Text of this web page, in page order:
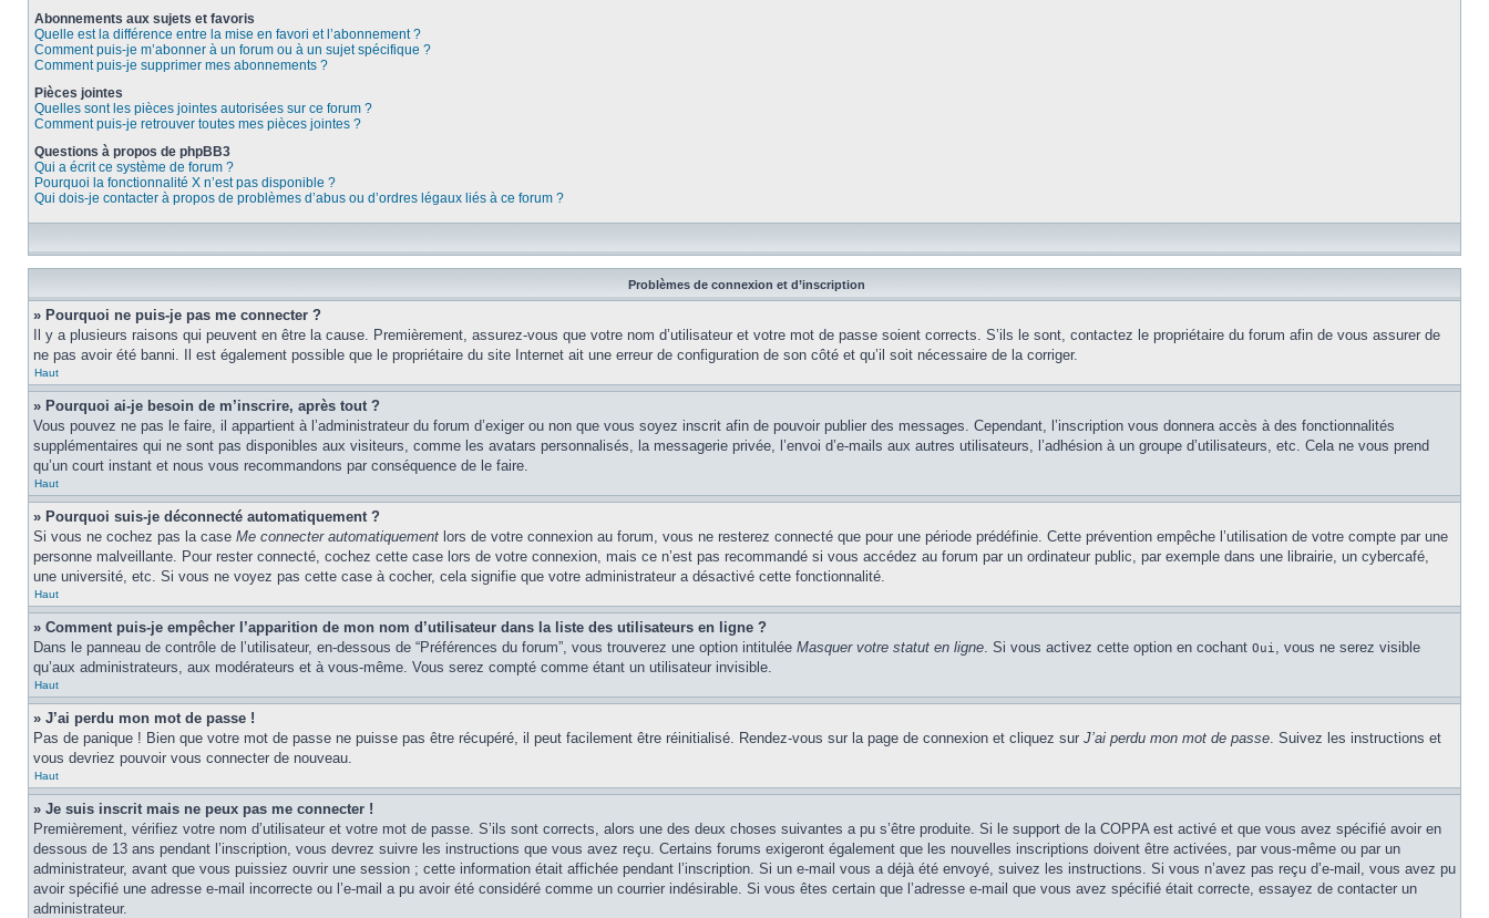
Abonnements aux sujets et favoris
Quelle est la différence entre la mise en favori et l’abonnement ?
Comment puis-je m’abonner à un forum ou à un sujet spécifique ?
Comment puis-je supprimer mes abonnements ?
Pièces jointes
Quelles sont les pièces jointes autorisées sur ce forum ?
Comment puis-je retrouver toutes mes pièces jointes ?
Questions à propos de phpBB3
Qui a écrit ce système de forum ?
Pourquoi la fonctionnalité X n’est pas disponible ?
Qui dois-je contacter à propos de problèmes d’abus ou d’ordres légaux liés à ce forum ?
Problèmes de connexion et d’inscription
» Pourquoi ne puis-je pas me connecter ?
Il y a plusieurs raisons qui peuvent en être la cause. Premièrement, assurez-vous que votre nom d’utilisateur et votre mot de passe soient corrects. S’ils le sont, contactez le propriétaire du forum afin de vous assurer de
ne pas avoir été banni. Il est également possible que le propriétaire du site Internet ait une erreur de configuration de son côté et qu’il soit nécessaire de la corriger.
Haut
» Pourquoi ai-je besoin de m’inscrire, après tout ?
Vous pouvez ne pas le faire, il appartient à l’administrateur du forum d’exiger ou non que vous soyez inscrit afin de pouvoir publier des messages. Cependant, l’inscription vous donnera accès à des fonctionnalités
supplémentaires qui ne sont pas disponibles aux visiteurs, comme les avatars personnalisés, la messagerie privée, l’envoi d’e-mails aux autres utilisateurs, l’adhésion à un groupe d’utilisateurs, etc. Cela ne vous prend
qu’un court instant et nous vous recommandons par conséquence de le faire.
Haut
» Pourquoi suis-je déconnecté automatiquement ?
Si vous ne cochez pas la case Me connecter automatiquement lors de votre connexion au forum, vous ne resterez connecté que pour une période prédéfinie. Cette prévention empêche l’utilisation de votre compte par une
personne malveillante. Pour rester connecté, cochez cette case lors de votre connexion, mais ce n’est pas recommandé si vous accédez au forum par un ordinateur public, par exemple dans une librairie, un cybercafé,
une université, etc. Si vous ne voyez pas cette case à cocher, cela signifie que votre administrateur a désactivé cette fonctionnalité.
Haut
» Comment puis-je empêcher l’apparition de mon nom d’utilisateur dans la liste des utilisateurs en ligne ?
Dans le panneau de contrôle de l’utilisateur, en-dessous de “Préférences du forum”, vous trouverez une option intitulée Masquer votre statut en ligne. Si vous activez cette option en cochant Oui , vous ne serez visible
qu’aux administrateurs, aux modérateurs et à vous-même. Vous serez compté comme étant un utilisateur invisible.
Haut
» J’ai perdu mon mot de passe !
Pas de panique ! Bien que votre mot de passe ne puisse pas être récupéré, il peut facilement être réinitialisé. Rendez-vous sur la page de connexion et cliquez sur J’ai perdu mon mot de passe. Suivez les instructions et
vous devriez pouvoir vous connecter de nouveau.
Haut
» Je suis inscrit mais ne peux pas me connecter !
Premièrement, vérifiez votre nom d’utilisateur et votre mot de passe. S’ils sont corrects, alors une des deux choses suivantes a pu s’être produite. Si le support de la COPPA est activé et que vous avez spécifié avoir en
dessous de 13 ans pendant l’inscription, vous devrez suivre les instructions que vous avez reçu. Certains forums exigeront également que les nouvelles inscriptions doivent être activées, par vous-même ou par un
administrateur, avant que vous puissiez ouvrir une session ; cette information était affichée pendant l’inscription. Si un e-mail vous a déjà été envoyé, suivez les instructions. Si vous n’avez pas reçu d’e-mail, vous avez pu
avoir spécifié une adresse e-mail incorrecte ou l’e-mail a pu avoir été considéré comme un courrier indésirable. Si vous êtes certain que l’adresse e-mail que vous avez spécifié était correcte, essayez de contacter un
administrateur.